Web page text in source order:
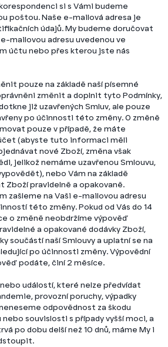
si s Vámi budeme
poštou. Naše e-mailová adresa je
údajů. My budeme doručovat
mailovou adresu uvedenou ve
účtu nebo přes kterou jste nás
pouze na základě naší písemné
změnit a doplnit tyto Podmínky,
již uzavřených Smluv, ale pouze
po účinnosti této změny. O změně
pouze v případě, že máte
(abyste tuto informaci měli
nové Zboží, změna však
jelikož nemáme uzavřenou Smlouvu,
nebo Vám na základě
Zboží pravidelně a opakovaně.
zašleme na Vaši e-mailovou adresu
této změny. Pokud od Vás do 14
o změně neobdržíme výpověď
a opakované dodávky Zboží,
součástí naší Smlouvy a uplatní se na
po účinnosti změny. Výpovědní
podáte, činí 2 měsíce.
událostí, které nelze předvídat
provozní poruchy, výpadky
odpovědnost za škodu
souvislosti s případy vyšší moci, a
po dobu delší než 10 dnů, máme My i